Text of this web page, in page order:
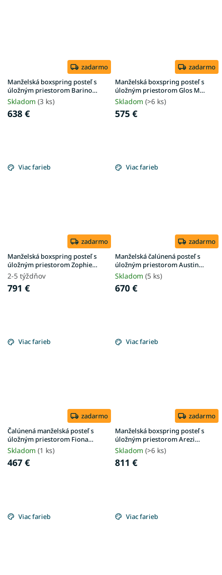
zadarmo
Manželská boxspring posteľ s
úložným priestorom Barino
180x200 - béžová
Skladom (3 ks)
638 €
zadarmo
Manželská boxspring posteľ s
úložným priestorom Glos M
180x200 - krémová
Skladom (>6 ks)
575 €
Viac farieb
zadarmo
Manželská boxspring posteľ s
úložným priestorom Zophie
180x200 - krémová
2-5 týždňov
791 €
Viac farieb
zadarmo
Manželská čalúnená posteľ s
úložným priestorom Austin
180x200 - krémová
Skladom (5 ks)
670 €
Viac farieb
zadarmo
Čalúnená manželská posteľ s
úložným priestorom Fiona
160x200 - krémová
Skladom (1 ks)
467 €
Viac farieb
zadarmo
Manželská boxspring posteľ s
úložným priestorom Arezi
180x200 - sivá
Skladom (>6 ks)
811 €
Viac farieb Viac farieb